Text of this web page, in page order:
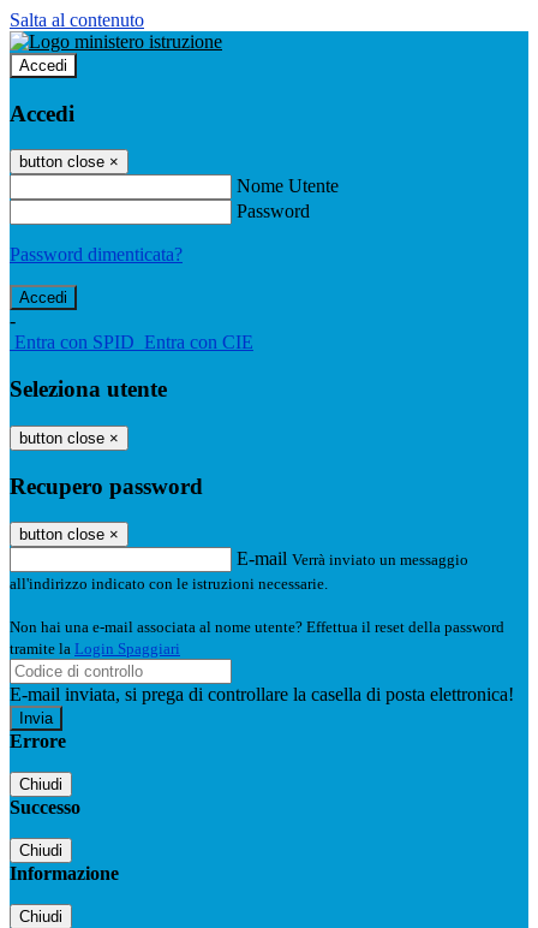
Salta al contenuto
Accedi
Accedi
button close ×
Nome Utente
Password
Password dimenticata?
-
Entra con SPID Entra con CIE
Seleziona utente
button close ×
Recupero password
button close ×
E-mail Verrà inviato un messaggio
all'indirizzo indicato con le istruzioni necessarie.
Non hai una e-mail associata al nome utente? Effettua il reset della password
tramite la Login Spaggiari
E-mail inviata, si prega di controllare la casella di posta elettronica!
Errore
Chiudi
Successo
Chiudi
Informazione
Chiudi